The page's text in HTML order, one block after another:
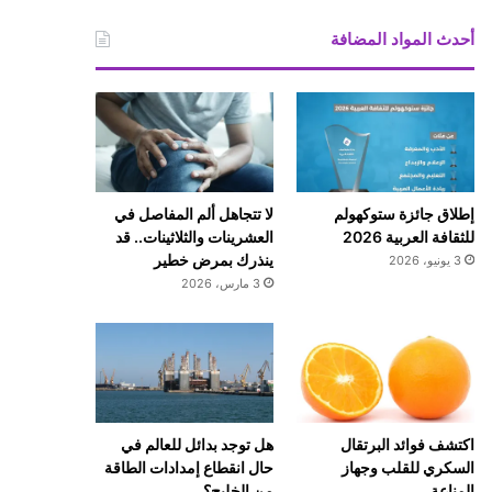
أحدث المواد المضافة
إطلاق جائزة ستوكهولم
للثقافة العربية 2026
3 يونيو، 2026
لا تتجاهل ألم المفاصل في
العشرينات والثلاثينات.. قد
ينذرك بمرض خطير
3 مارس، 2026
اكتشف فوائد البرتقال
السكري للقلب وجهاز
هل توجد بدائل للعالم في
حال انقطاع إمدادات الطاقة